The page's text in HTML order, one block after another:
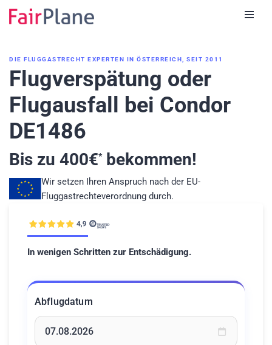
DIE FLUGGASTRECHT EXPERTEN IN ÖSTERREICH, SEIT 2011
Flugverspätung oder
Flugausfall bei Condor
DE1486
Bis zu 400€*bekommen!
Wir setzen Ihren Anspruch nach der EU-
Fluggastrechteverordnung durch.
In wenigen Schritten zur Entschädigung.
Abflugdatum